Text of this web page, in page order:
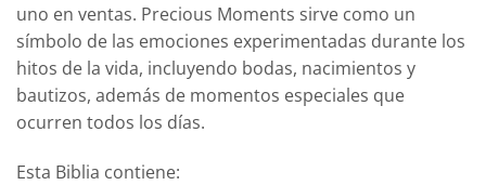
uno en ventas. Precious Moments sirve como un
símbolo de las emociones experimentadas durante los
hitos de la vida, incluyendo bodas, nacimientos y
bautizos, además de momentos especiales que
ocurren todos los días.
Esta Biblia contiene: